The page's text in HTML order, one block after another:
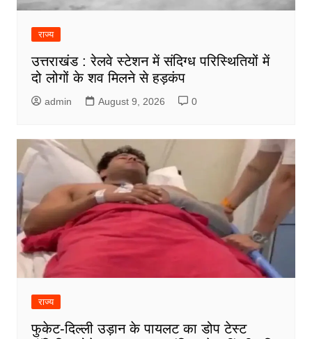
राज्य
उत्तराखंड : रेलवे स्टेशन में संदिग्ध परिस्थितियों में
दो लोगों के शव मिलने से हड़कंप
admin August 9, 2026 0
राज्य
फुकेट-दिल्ली उड़ान के पायलट का डोप टेस्ट